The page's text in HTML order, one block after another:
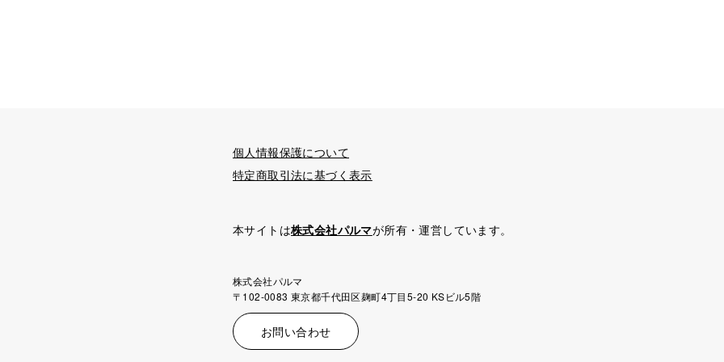
個人情報保護について
特定商取引法に基づく表示
本サイトは株式会社パルマが所有・運営しています。
株式会社パルマ
〒102-0083 東京都千代田区麹町4丁目5-20 KSビル5階
お問い合わせ